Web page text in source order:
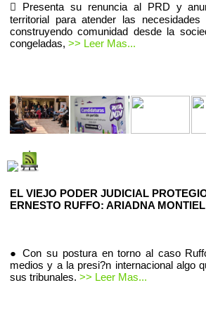
 Presenta su renuncia al PRD y
territorial para atender las
construyendo comunidad desde la
congeladas, >> Leer Mas...
EL VIEJO PODER JUDICIAL
ERNESTO RUFFO: ARIADNA
● Con su postura en torno al caso
medios y a la presi?n internacional algo
sus tribunales. >> Leer Mas...